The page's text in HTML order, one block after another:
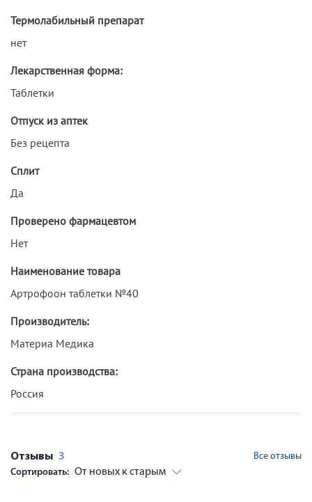
Термолабильный препарат
нет
Лекарственная форма:
Таблетки
Отпуск из аптек
Без рецепта
Сплит
Да
Проверено фармацевтом
Нет
Наименование товара
Артрофоон таблетки №40
Производитель:
Материа Медика
Страна производства:
Россия
Отзывы 3
Все отзывы
Сортировать: От новых к старым